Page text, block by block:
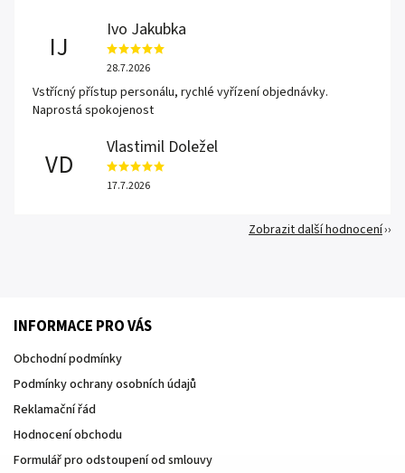
IJ
Ivo Jakubka
28.7.2026
Vstřícný přístup personálu, rychlé vyřízení objednávky.
Naprostá spokojenost
VD
Vlastimil Doležel
17.7.2026
Zobrazit další hodnocení
INFORMACE PRO VÁS
Obchodní podmínky
Podmínky ochrany osobních údajů
Reklamační řád
Hodnocení obchodu
Formulář pro odstoupení od smlouvy